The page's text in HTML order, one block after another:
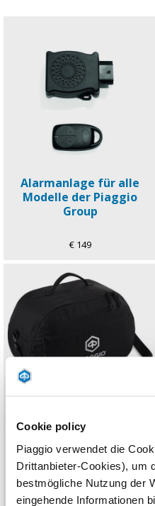
Cookie policy
Piaggio verwendet die
Drittanbieter-Cookies), um
bestmögliche Nutzung der
eingehende Informationen
Alarmanlage für alle
Modelle der Piaggio
Group
€ 149
Innentasche für 37 Lt. Top
Case Piaggio
Medley/Beverly